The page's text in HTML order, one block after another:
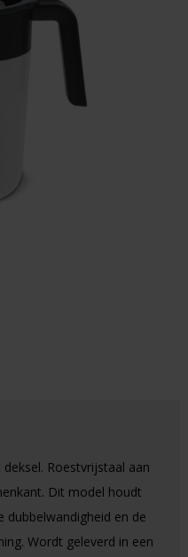
Roestvrijstaal aan
Dit model houdt
en de
Wordt geleverd in een